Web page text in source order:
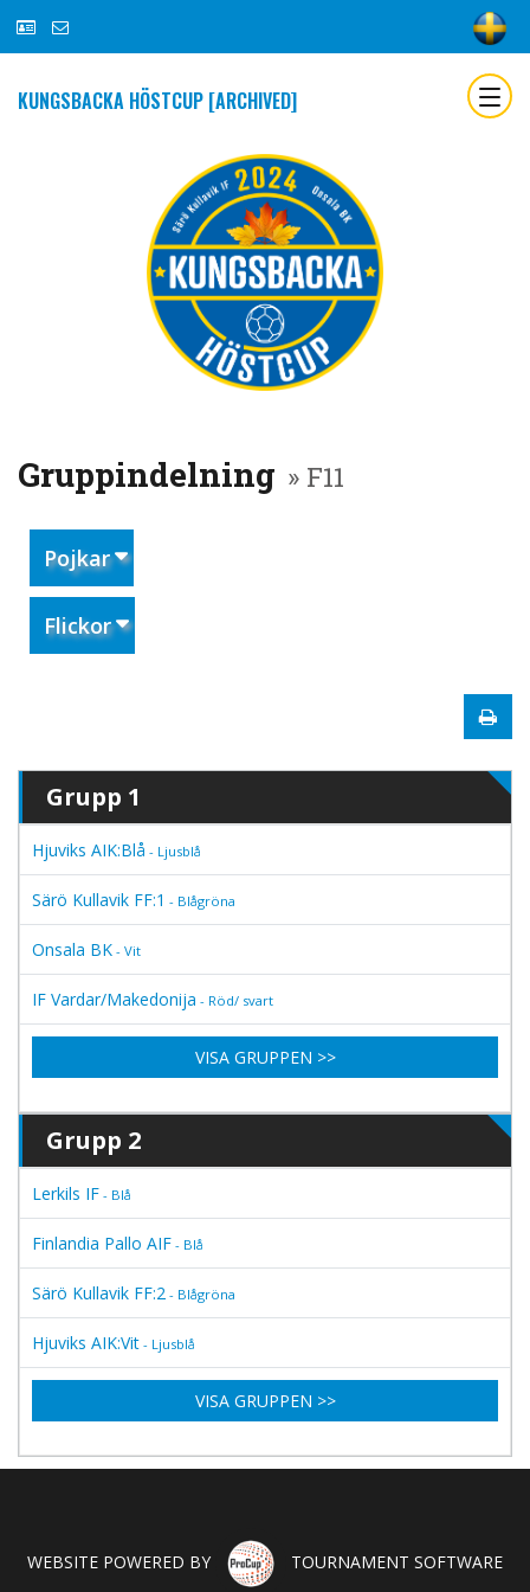
KUNGSBACKA HÖSTCUP [ARCHIVED]
Gruppindelning » F11
Pojkar
Flickor
Grupp 1
Hjuviks AIK:Blå - Ljusblå
Särö Kullavik FF:1 - Blågröna
Onsala BK - Vit
IF Vardar/Makedonija - Röd/ svart
VISA GRUPPEN >>
Grupp 2
Lerkils IF - Blå
Finlandia Pallo AIF - Blå
Särö Kullavik FF:2 - Blågröna
Hjuviks AIK:Vit - Ljusblå
VISA GRUPPEN >>
WEBSITE POWERED BY TOURNAMENT SOFTWARE